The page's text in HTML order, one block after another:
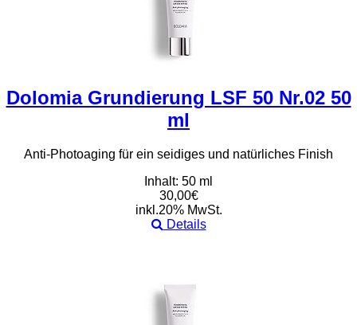
Dolomia Grundierung LSF 50 Nr.02 50
ml
Anti-Photoaging für ein seidiges und natürliches Finish
Inhalt: 50 ml
30,00€
inkl.20% MwSt.
Details